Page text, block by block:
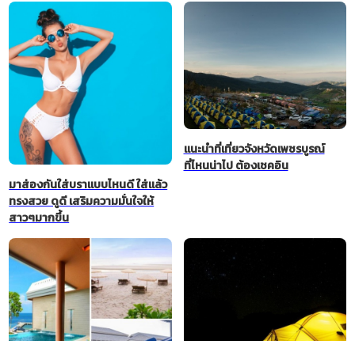
มาส่องกันใส่บราแบบไหนดี ใส่แล้ว
ทรงสวย ดูดี เสริมความมั่นใจให้
สาวๆมากขึ้น
แนะนำที่เที่ยวจังหวัดเพชรบูรณ์
ที่ไหนน่าไป ต้องเชคอิน